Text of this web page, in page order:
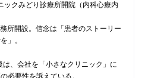
クみどり診療所開院（内科心療内
所開設。信念は「患者のストーリー
」。
、会社を「小さなクリニック」に
必要性を訴えている。